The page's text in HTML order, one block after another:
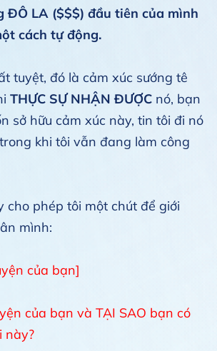
ĐÔ LA ($$$) đầu tiên của mình
cách tự động.
tuyệt, đó là cảm xúc sướng tê
THỰC SỰ NHẬN ĐƯỢC nó, bạn
sở hữu cảm xúc này, tin tôi đi nó
khi tôi vẫn đang làm công
cho phép tôi một chút để giới
mình:
của bạn]
của bạn và TẠI SAO bạn có
này?